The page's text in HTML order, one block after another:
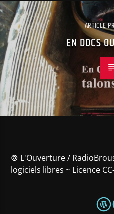
ARTICLE
EN DOCS
🄯 L'Ouverture /
logiciels libres ~ Licence